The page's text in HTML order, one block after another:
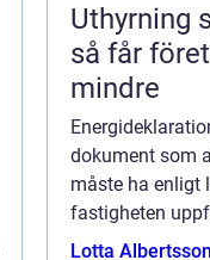
Uthyrning
så får
mindre
dokument som
måste ha enligt
fastigheten
Lotta Albertsson